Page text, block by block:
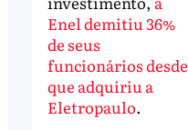
Enel demitiu 36%
de seus
funcionários desde
que adquiriu a
Eletropaulo.